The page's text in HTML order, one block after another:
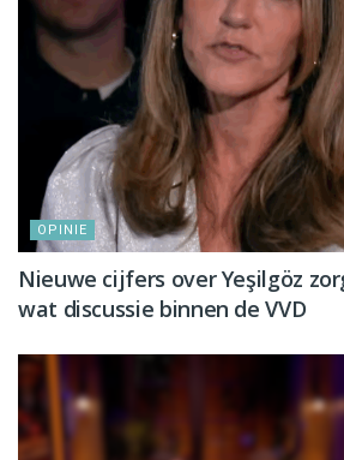
OPINIE
Nieuwe cijfers over Yeşilgöz
wat discussie binnen de VVD